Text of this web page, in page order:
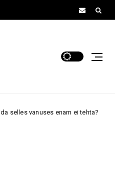
enam ei tehta? 9. august